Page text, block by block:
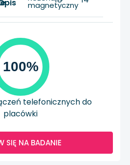
magnetyczny
100%
telefonicznych do
placówki
SIĘ NA BADANIE